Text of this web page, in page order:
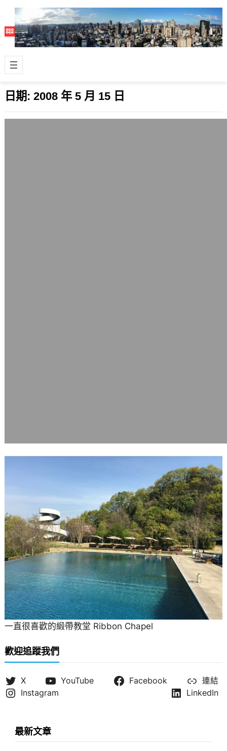
日期: 2008 年 5 月 15 日
一直很喜歡的緞帶教堂 Ribbon Chapel
歡迎追蹤我們
X YouTube Facebook
連結
Instagram
LinkedIn
最新文章